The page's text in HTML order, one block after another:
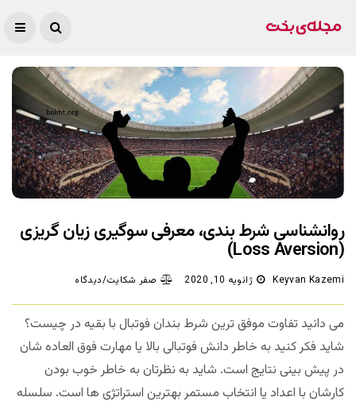
روانشناسی شرط بندی، معرفی سوگیری زیان گریزی
(Loss Aversion)
Keyvan Kazemi ژانویه 10, 2020 صفر شکایت/دیدگاه
می دانید تفاوت موفق ترین شرط بندان فوتبال با بقیه در چیست؟
شاید فکر کنید به خاطر دانش فوتبالی بالا یا مهارت فوق العاده شان
در پیش بینی نتایج است. شاید به نظرتان به خاطر خوب بودن
کارشان با اعداد یا انتخاب مستمر بهترین استراتژی ها است. سلسله